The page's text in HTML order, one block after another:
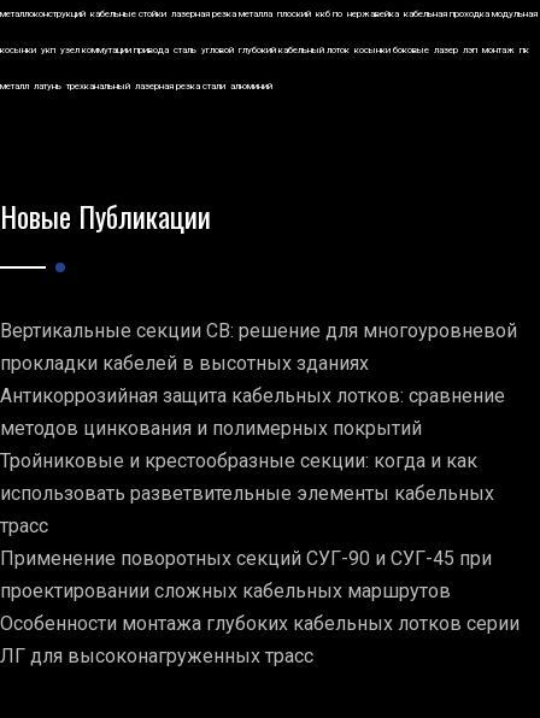
металлоконструкций кабельные стойки лазерная резка металла плоский ккб по нержавейка кабельная проходка модульная
косынки укп узел коммутации привода сталь угловой глубокий кабельный лоток косынки боковые лазер лэп монтаж пк
металл латунь трехканальный лазерная резка стали алюминий
Новые Публикации
Вертикальные секции СВ: решение для многоуровневой
прокладки кабелей в высотных зданиях
Антикоррозийная защита кабельных лотков: сравнение
методов цинкования и полимерных покрытий
Тройниковые и крестообразные секции: когда и как
использовать разветвительные элементы кабельных
трасс
Применение поворотных секций СУГ-90 и СУГ-45 при
проектировании сложных кабельных маршрутов
Особенности монтажа глубоких кабельных лотков серии
ЛГ для высоконагруженных трасс